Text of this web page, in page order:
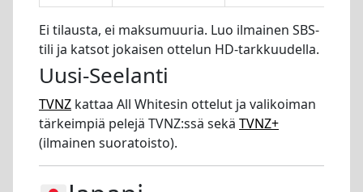
Ei tilausta, ei maksumuuria. Luo ilmainen SBS-
tili ja katsot jokaisen ottelun HD-tarkkuudella.
Uusi-Seelanti
TVNZ kattaa All Whitesin ottelut ja valikoiman
tärkeimpiä pelejä TVNZ:ssä sekä TVNZ+
(ilmainen suoratoisto).